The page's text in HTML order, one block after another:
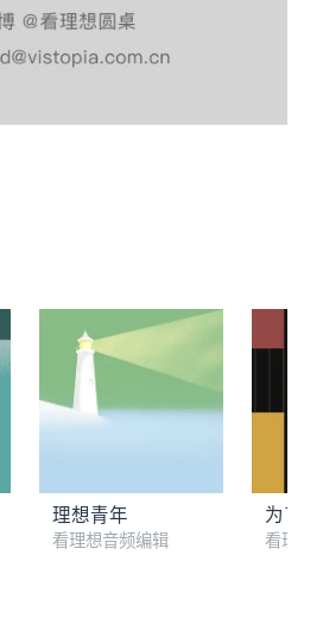
理想青年
看理想音频编辑
为了
看理想